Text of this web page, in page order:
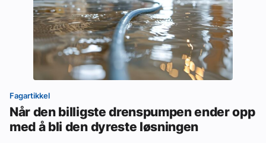
Fagartikkel
Når den billigste drenspumpen ender opp
med å bli den dyreste løsningen